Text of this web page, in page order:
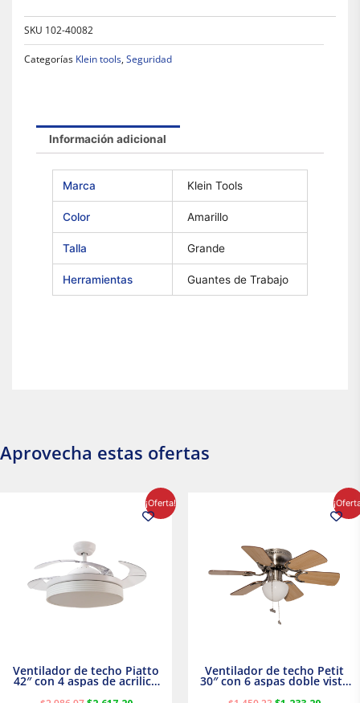
SKU 102-40082
Categorías Klein tools, Seguridad
Información adicional
Marca Klein Tools
Color Amarillo
Talla Grande
Herramientas Guantes de Trabajo
Aprovecha estas ofertas
¡Oferta!
Ventilador de techo Piatto
42″ con 4 aspas de acrilico
transparente
$2,986.97.
precio
actual
Ventilador de techo Petit
30″ con 6 aspas doble vista
Satinado Masterfan
$1,450.23.
precio
actual